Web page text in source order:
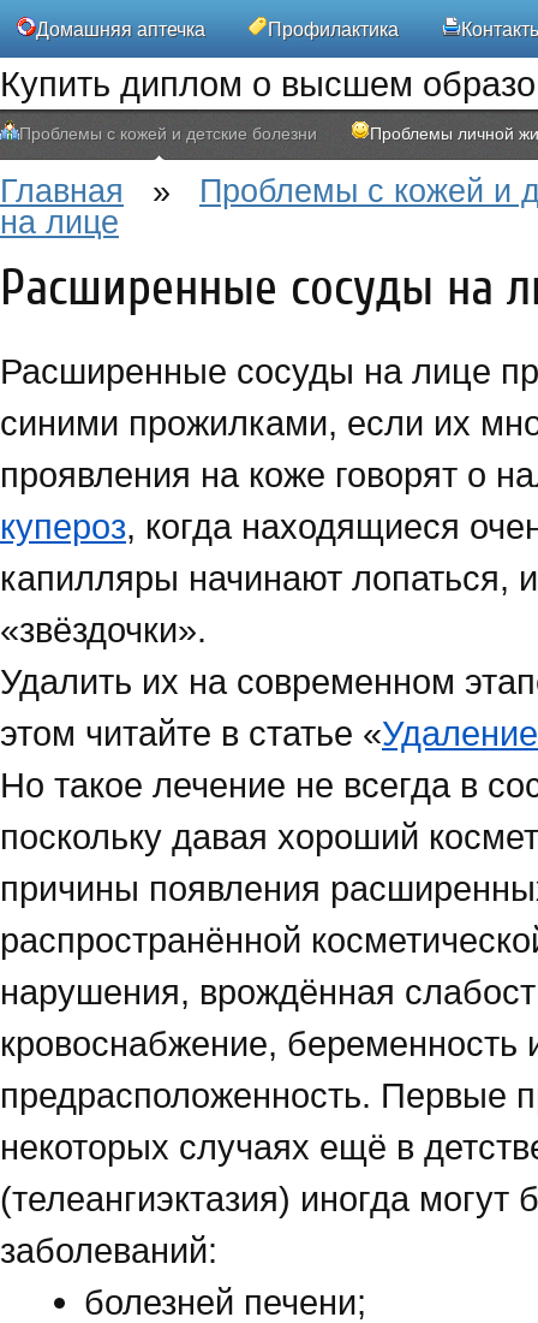
Домашняя аптечка Профилактика
Купить диплом о высшем
Проблемы с кожей и детские болезни Проблемы личной
Главная » Проблемы с кожей и
на лице
Расширенные сосуды на
Расширенные сосуды на лице
синими прожилками, если их
проявления на коже говорят о
купероз, когда находящиеся
капилляры начинают лопаться,
«звёздочки».
Удалить их на современном
этом читайте в статье «
Но такое лечение не всегда в
поскольку давая хороший
причины появления
распространённой
нарушения, врождённая
кровоснабжение, беременность
предрасположенность. Первые
некоторых случаях ещё в
(телеангиэктазия) иногда
заболеваний:
болезней печени;